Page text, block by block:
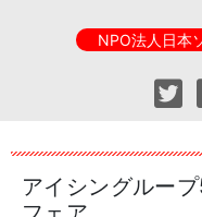
NPO法人日本
アイシングルー